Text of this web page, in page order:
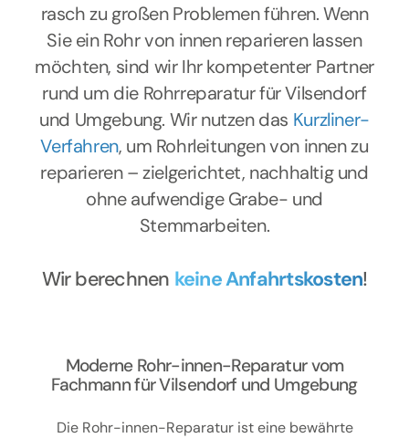
rasch zu großen Problemen führen. Wenn
Sie ein Rohr von innen reparieren lassen
möchten, sind wir Ihr kompetenter Partner
rund um die Rohrreparatur für Vilsendorf
und Umgebung. Wir nutzen das Kurzliner-
Verfahren, um Rohrleitungen von innen zu
reparieren – zielgerichtet, nachhaltig und
ohne aufwendige Grabe- und
Stemmarbeiten.
Wir berechnen keine Anfahrtskosten!
Moderne Rohr-innen-Reparatur vom
Fachmann für Vilsendorf und Umgebung
Die Rohr-innen-Reparatur ist eine bewährte